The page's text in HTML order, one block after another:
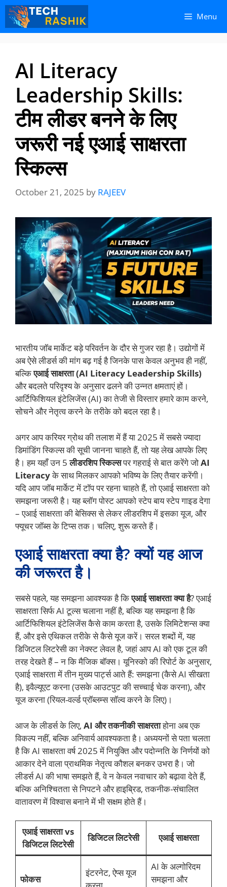
Skip
content
Skip
content
Menu
AI Literacy
Leadership Skills:
टीम लीडर बनने के लिए
जरूरी नई एआई साक्षरता
स्किल्स
October 21, 2025 by RAJEEV
भारतीय जॉब मार्केट बड़े परिवर्तन के दौर से गुजर रहा है। उद्योगों में
अब ऐसे लीडर्स की मांग बढ़ गई है जिनके पास केवल अनुभव ही नहीं,
बल्किएआई साक्षरता (AI Literacy Leadership Skills)
और बदलते परिदृश्य के अनुसार ढलने की उन्नत क्षमताएं हों।
आर्टिफिशियल इंटेलिजेंस (AI) का तेजी से विस्तार हमारे काम करने,
सोचने और नेतृत्व करने के तरीके को बदल रहा है।
अगर आप करियर ग्रोथ की तलाश में हैं या 2025 में सबसे ज्यादा
डिमांडिंग स्किल्स की सूची जानना चाहते हैं, तो यह लेख आपके लिए
है। हम यहाँ उन 5लीडरशिप स्किल्सपर गहराई से बात करेंगे जोAI
Literacyके साथ मिलकर आपको भविष्य के लिए तैयार करेंगी।
यदि आप जॉब मार्केट में टॉप पर रहना चाहते हैं, तो एआई साक्षरता को
समझना जरूरी है। यह ब्लॉग पोस्ट आपको स्टेप बाय स्टेप गाइड देगा
– एआई साक्षरता की बेसिक्स से लेकर लीडरशिप में इसका यूज, और
फ्यूचर जॉब्स के टिप्स तक। चलिए, शुरू करते हैं।
एआई साक्षरता क्या है? क्यों यह आज
की जरूरत है।
सबसे पहले, यह समझना आवश्यक है किएआई साक्षरता क्या है? एआई
साक्षरता सिर्फ AI टूल्स चलाना नहीं है, बल्कि यह समझना है कि
आर्टिफिशियल इंटेलिजेंस कैसे काम करता है, उसके लिमिटेशन्स क्या
हैं, और इसे एथिकल तरीके से कैसे यूज करें। सरल शब्दों में, यह
डिजिटल लिटरेसी का नेक्स्ट लेवल है, जहां आप AI को एक टूल की
तरह देखते हैं – न कि मैजिक बॉक्स। यूनिस्को की रिपोर्ट के अनुसार,
एआई साक्षरता में तीन मुख्य पार्ट्स आते हैं: समझना (कैसे AI सीखता
है), इवैल्यूएट करना (उसके आउटपुट की सच्चाई चेक करना), और
यूज करना (रियल-वर्ल्ड प्रॉब्लम्स सॉल्व करने के लिए)।
आज के लीडर्स के लिए, AI और तकनीकी साक्षरताहोना अब एक
विकल्प नहीं, बल्कि अनिवार्य आवश्यकता है। अध्ययनों से पता चलता
है कि AI साक्षरता वर्ष 2025 में नियुक्ति और पदोन्नति के निर्णयों को
आकार देने वाला प्राथमिक नेतृत्व कौशल बनकर उभरा है। जो
लीडर्स AI की भाषा समझते हैं, वे न केवल नवाचार को बढ़ावा देते हैं,
बल्कि अनिश्चितता से निपटने और हाइब्रिड, तकनीक-संचालित
वातावरण में विश्वास बनाने में भी सक्षम होते हैं।
एआई साक्षरता vs
डिजिटल लिटरेसी
डिजिटल लिटरेसी एआई साक्षरता
फोकस
इंटरनेट, ऐप्स यूज
AI के अल्गोरिदम
समझना और